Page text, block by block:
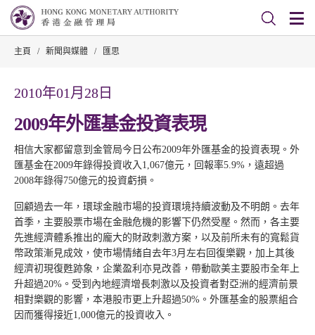
主頁 / 新聞與媒體 / 匯思
2010年01月28日
2009年外匯基金投資表現
相信大家都留意到金管局今日公布2009年外匯基金的投資表現。外
匯基金在2009年錄得投資收入1,067億元，回報率5.9%，遠超過
2008年錄得750億元的投資虧損。
回顧過去一年，環球金融市場的投資環境持續波動及不明朗。去年
首季，主要股票市場在金融危機的影響下仍然受壓。然而，各主要
先進經濟體系推出的龐大的財政刺激方案，以及前所未有的寬鬆貨
幣政策漸見成效，使市場情緒自去年3月左右回復樂觀，加上其後
經濟初現復甦跡象，企業盈利亦見改善，帶動歐美主要股市全年上
升超過20%。受到內地經濟增長刺激以及投資者對亞洲的經濟前景
相對樂觀的影響，本港股市更上升超過50%。外匯基金的股票組合
因而獲得接近1,000億元的投資收入。